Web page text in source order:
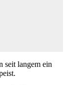
seit langem ein